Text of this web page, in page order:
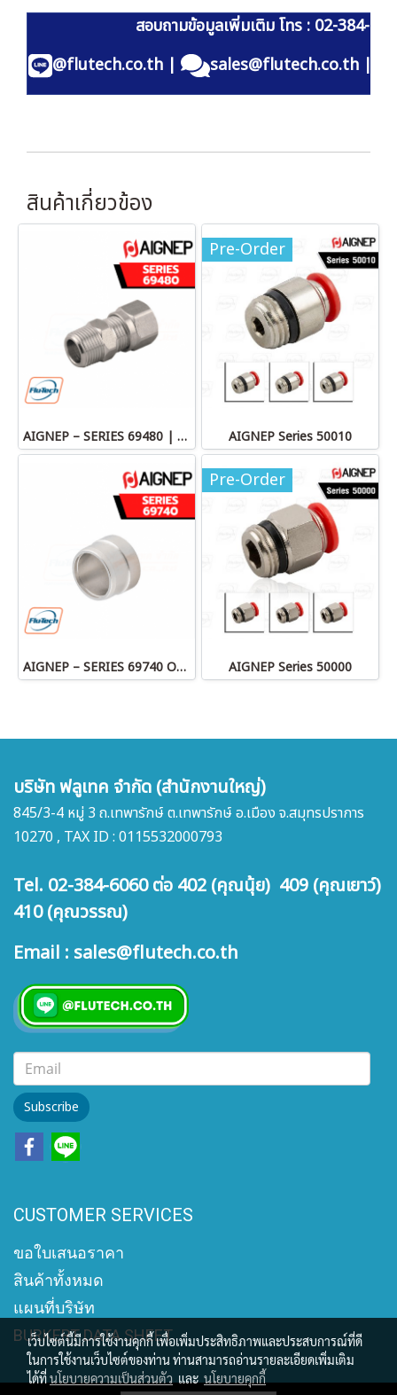
สอบถามข้อมูลเพิ่มเติม โทร : 02-384-
@flutech.co.th| sales@flutech.co.th |
สินค้าเกี่ยวข้อง
AIGNEP – SERIES 69480 | STRAIGHT MALE ADAPTOR
Pre-Order
AIGNEP Series 50010
AIGNEP – SERIES 69740 OLIVE
Pre-Order
AIGNEP Series 50000
บริษัท ฟลูเทค จำกัด (สำนักงานใหญ่)
845/3-4 หมู่ 3 ถ.เทพารักษ์ ต.เทพารักษ์ อ.เมือง จ.สมุทรปราการ
10270 , TAX ID : 0115532000793
Tel. 02-384-6060 ต่อ 402 (คุณนุ้ย) 409 (คุณเยาว์)
410 (คุณวรรณ)
Email : sales@flutech.co.th
Subscribe
CUSTOMER SERVICES
ขอใบเสนอราคา
สินค้าทั้งหมด
แผนที่บริษัท
BURKERT DATA SHEET
เว็บไซต์นี้มีการใช้งานคุกกี้ เพื่อเพิ่มประสิทธิภาพและประสบการณ์ที่ดี
ในการใช้งานเว็บไซต์ของท่าน ท่านสามารถอ่านรายละเอียดเพิ่มเติม
ได้ที่นโยบายความเป็นส่วนตัว และ นโยบายคุกกี้